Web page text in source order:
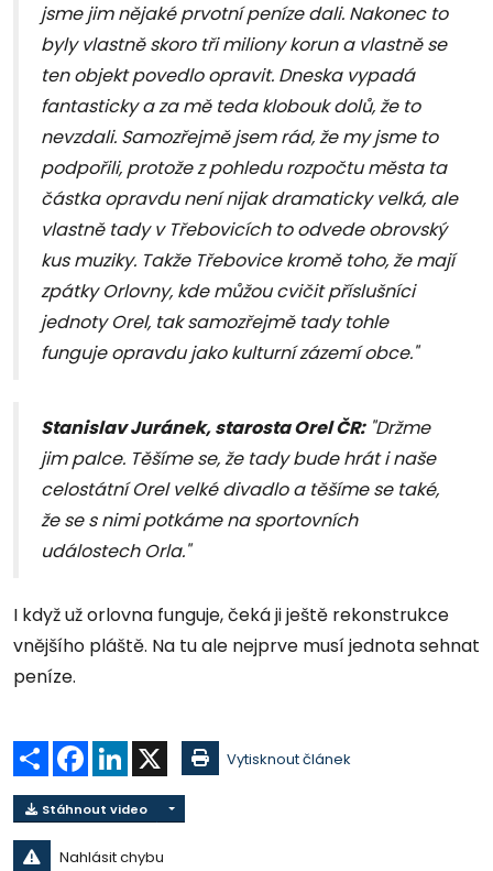
jsme jim nějaké prvotní peníze dali. Nakonec to
byly vlastně skoro tři miliony korun a vlastně se
ten objekt povedlo opravit. Dneska vypadá
fantasticky a za mě teda klobouk dolů, že to
nevzdali. Samozřejmě jsem rád, že my jsme to
podpořili, protože z pohledu rozpočtu města ta
částka opravdu není nijak dramaticky velká, ale
vlastně tady v Třebovicích to odvede obrovský
kus muziky. Takže Třebovice kromě toho, že mají
zpátky Orlovny, kde můžou cvičit příslušníci
jednoty Orel, tak samozřejmě tady tohle
funguje opravdu jako kulturní zázemí obce."
Stanislav Juránek, starosta Orel ČR:"Držme
jim palce. Těšíme se, že tady bude hrát i naše
celostátní Orel velké divadlo a těšíme se také,
že se s nimi potkáme na sportovních
událostech Orla."
I když už orlovna funguje, čeká ji ještě rekonstrukce
vnějšího pláště. Na tu ale nejprve musí jednota sehnat
peníze.
Sdílet Facebook
LinkedIn Vytisknout článek
Stáhnout video
Nahlásit chybu